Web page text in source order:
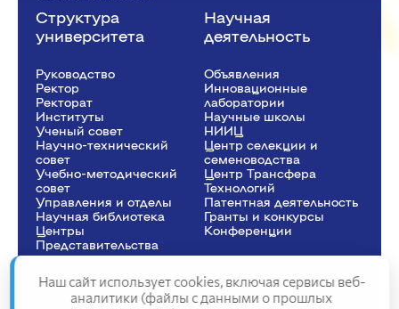
Структура
университета
Руководство
Ректор
Рeкторат
Институты
Ученый совет
Научно-технический
совет
Учебно-методический
совет
Управления и отделы
Научная библиотека
Центры
Представительства
Научная
деятельность
Объявления
Инновационные
лаборатории
Научные школы
НИИЦ
Центр селекции и
семеноводства
Центр Трансфера
Технологий
Патентная деятельность
Гранты и конкурсы
Конференции
Наш сайт использует cookies, включая сервисы веб-
аналитики (файлы с данными о прошлых